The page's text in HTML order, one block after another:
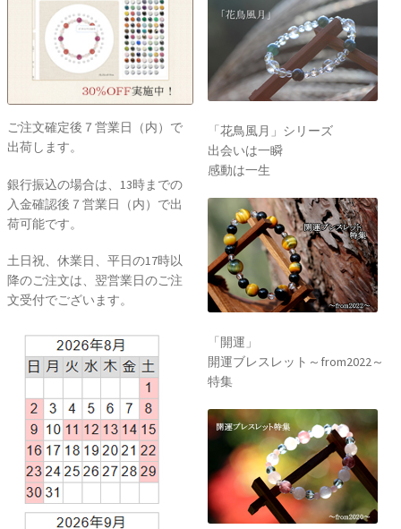
ご注文確定後７営業日（内）で
出荷します。
銀行振込の場合は、13時までの
入金確認後７営業日（内）で出
荷可能です。
土日祝、休業日、平日の17時以
降のご注文は、翌営業日のご注
文受付でございます。
「花鳥風月」シリーズ
出会いは一瞬
「開運」
開運ブレスレット～from2022～
「開運」
開運ブレスレット～from2020～